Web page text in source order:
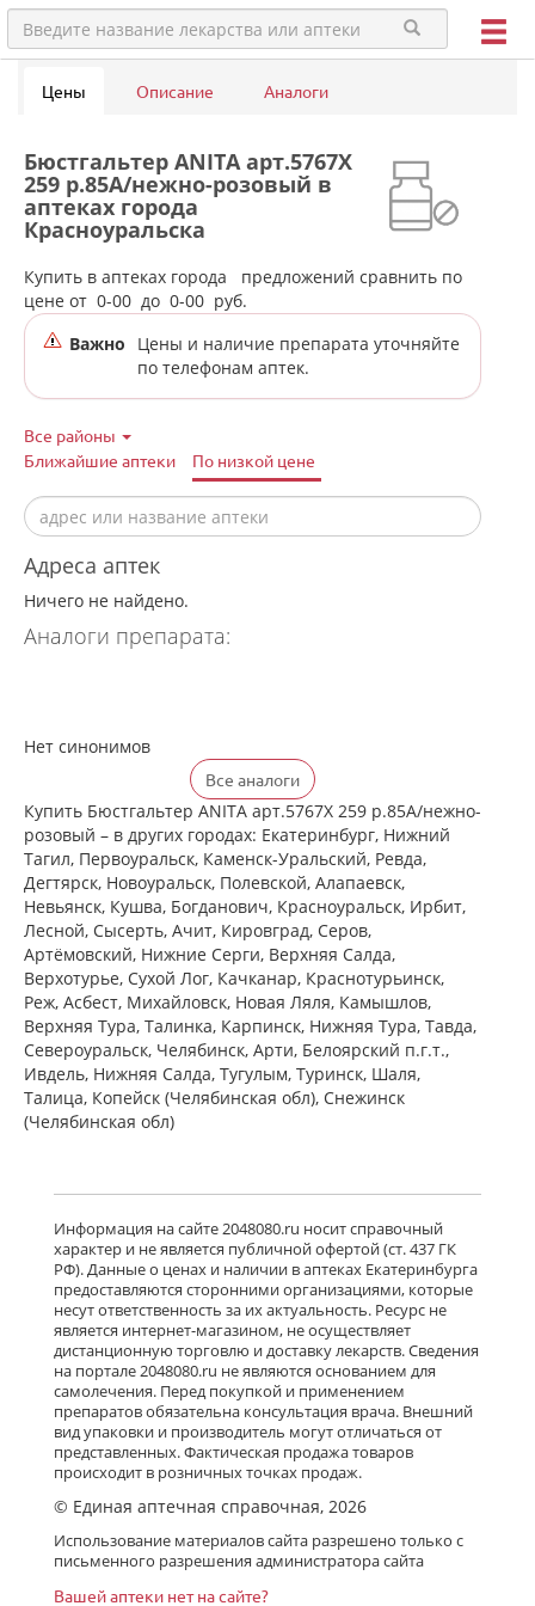
Цены Описание Аналоги
Бюстгальтер ANITA арт.5767X
259 р.85A/нежно-розовый в
аптеках города
Красноуральска
Купить в аптеках города
предложений сравнить по
цене от 0-00 до 0-00 руб.
Важно
Цены и наличие препарата уточняйте
по телефонам аптек.
Все районы
Ближайшие аптеки
По низкой цене
Адреса аптек
Ничего не найдено.
Аналоги препарата:
Нет синонимов
Все аналоги
Купить Бюстгальтер ANITA арт.5767X 259 р.85A/нежно-
розовый – в других городах: Екатеринбург, Нижний
Тагил, Первоуральск, Каменск-Уральский, Ревда,
Дегтярск, Новоуральск, Полевской, Алапаевск,
Невьянск, Кушва, Богданович, Красноуральск, Ирбит,
Лесной, Сысерть, Ачит, Кировград, Серов,
Артёмовский, Нижние Cерги, Верхняя Салда,
Верхотурье, Сухой Лог, Качканар, Краснотурьинск,
Реж, Асбест, Михайловск, Новая Ляля, Камышлов,
Верхняя Тура, Талинка, Карпинск, Нижняя Тура, Тавда,
Североуральск, Челябинск, Арти, Белоярский п.г.т.,
Ивдель, Нижняя Салда, Тугулым, Туринск, Шаля,
Талица, Копейск (Челябинская обл), Снежинск
(Челябинская обл)
Информация на сайте 2048080.ru носит справочный
характер и не является публичной офертой (ст. 437 ГК
РФ). Данные о ценах и наличии в аптеках Екатеринбурга
предоставляются сторонними организациями, которые
несут ответственность за их актуальность. Ресурс не
является интернет-магазином, не осуществляет
дистанционную торговлю и доставку лекарств. Сведения
на портале 2048080.ru не являются основанием для
самолечения. Перед покупкой и применением
препаратов обязательна консультация врача. Внешний
вид упаковки и производитель могут отличаться от
представленных. Фактическая продажа товаров
происходит в розничных точках продаж.
© Единая аптечная справочная, 2026
Использование материалов сайта разрешено только с
письменного разрешения администратора сайта
Вашей аптеки нет на сайте?